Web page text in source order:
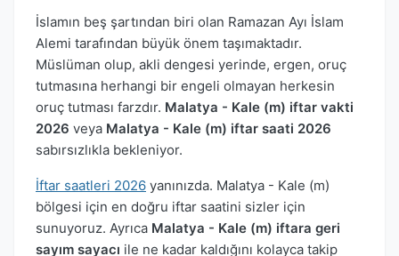
İslamın beş şartından biri olan Ramazan Ayı İslam
Alemi tarafından büyük önem taşımaktadır.
Müslüman olup, akli dengesi yerinde, ergen, oruç
tutmasına herhangi bir engeli olmayan herkesin
oruç tutması farzdır. Malatya - Kale (m) iftar vakti
2026 veya Malatya - Kale (m) iftar saati 2026
sabırsızlıkla bekleniyor.
İftar saatleri 2026 yanınızda. Malatya - Kale (m)
bölgesi için en doğru iftar saatini sizler için
sunuyoruz. Ayrıca Malatya - Kale (m) iftara geri
sayım sayacı ile ne kadar kaldığını kolayca takip